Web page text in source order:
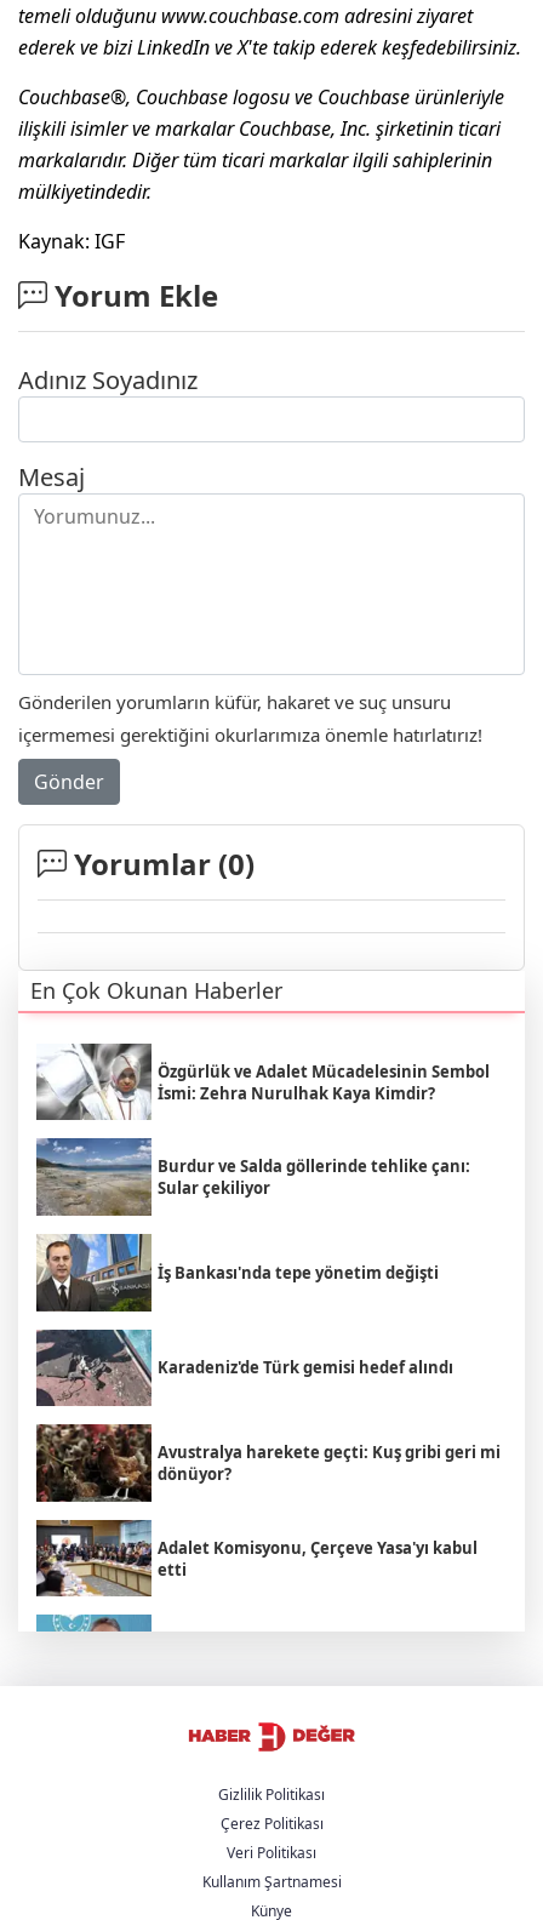
temeli olduğunu www.couchbase.com adresini ziyaret
ederek ve bizi LinkedIn ve X'te takip ederek keşfedebilirsiniz.
Couchbase®, Couchbase logosu ve Couchbase ürünleriyle
ilişkili isimler ve markalar Couchbase, Inc. şirketinin ticari
markalarıdır. Diğer tüm ticari markalar ilgili sahiplerinin
mülkiyetindedir.
Kaynak: IGF
Yorum Ekle
Adınız Soyadınız
Mesaj
Gönderilen yorumların küfür, hakaret ve suç unsuru
içermemesi gerektiğini okurlarımıza önemle hatırlatırız!
Gönder
Yorumlar (0)
En Çok Okunan Haberler
Özgürlük ve Adalet Mücadelesinin Sembol
İsmi: Zehra Nurulhak Kaya Kimdir?
Burdur ve Salda göllerinde tehlike çanı:
Sular çekiliyor
İş Bankası'nda tepe yönetim değişti
Karadeniz'de Türk gemisi hedef alındı
Avustralya harekete geçti: Kuş gribi geri mi
dönüyor?
Adalet Komisyonu, Çerçeve Yasa'yı kabul
etti
İspanya'dan İtalya'ya ültimatom: 9
Menderes Belediye Başkanı'nın "yapay
zeka" savunmasını otel kayıtları yaktı
Gizlilik Politikası
Çerez Politikası
Veri Politikası
Kullanım Şartnamesi
Künye